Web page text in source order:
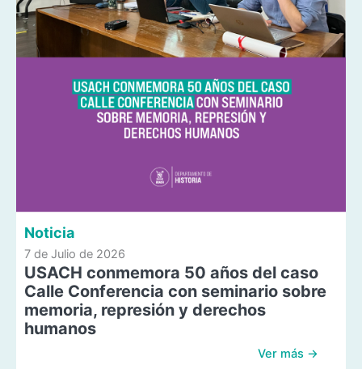
Noticia
7 de Julio de 2026
USACH conmemora 50 años del caso
Calle Conferencia con seminario sobre
memoria, represión y derechos
humanos
Ver más →